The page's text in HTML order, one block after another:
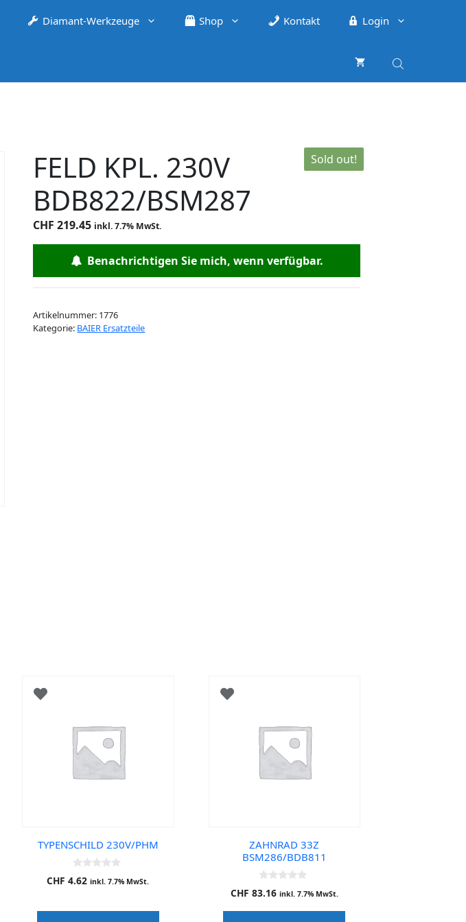
Diamant-Werkzeuge Shop Kontakt Login
Sold out!
FELD KPL. 230V
BDB822/BSM287
CHF 219.45 inkl. 7.7% MwSt.
Benachrichtigen Sie mich, wenn verfügbar.
Artikelnummer: 1776
Kategorie: BAIER Ersatzteile
TYPENSCHILD 230V/PHM
0
o
o
CHF 4.62 inkl. 7.7% MwSt.
ZAHNRAD 33Z
BSM286/BDB811
0
o
CHF 83.16 inkl. 7.7% MwSt.